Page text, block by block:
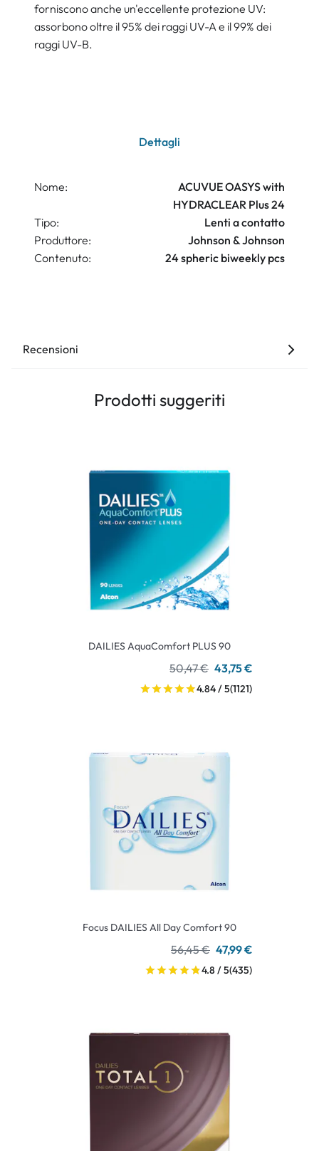
forniscono anche un'eccellente protezione UV:
assorbono oltre il 95% dei raggi UV-A e il 99% dei
raggi UV-B.
Dettagli
Nome:
ACUVUE OASYS with
HYDRACLEAR Plus 24
Tipo:
Lenti a contatto
Produttore:
Johnson & Johnson
Contenuto:
24 spheric biweekly pcs
Recensioni
Prodotti suggeriti
DAILIES AquaComfort PLUS 90
50,47 € 43,75 €
4.84 / 5(1121)
Focus DAILIES All Day Comfort 90
56,45 € 47,99 €
4.8 / 5(435)